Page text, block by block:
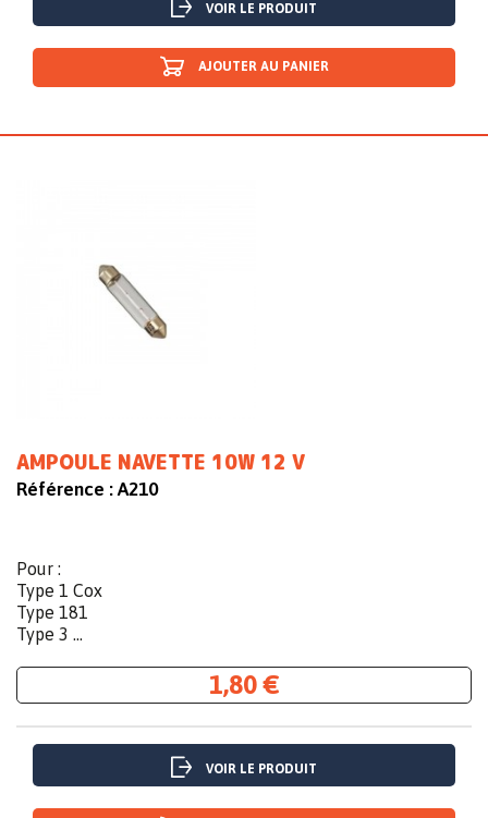
VOIR LE PRODUIT
AJOUTER AU PANIER
AMPOULE NAVETTE 10W 12 V
Référence : A210
Pour :
Type 1 Cox
Type 181
Type 3 ...
1,80 €
VOIR LE PRODUIT